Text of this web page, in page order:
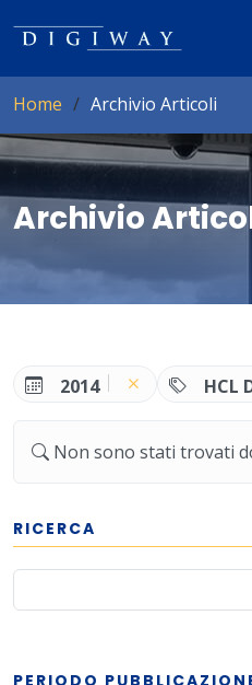
Home Archivio Articoli
Archivio
2014 HCL
Non sono stati trovati
RICERCA
PERIODO